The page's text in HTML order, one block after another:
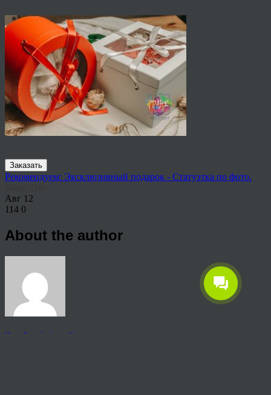
Заказать
Рекомендуем: Эксклюзивный подарок - Статуэтка по фото.
Авг 12
114 0
About the author
View all articles by rauffri